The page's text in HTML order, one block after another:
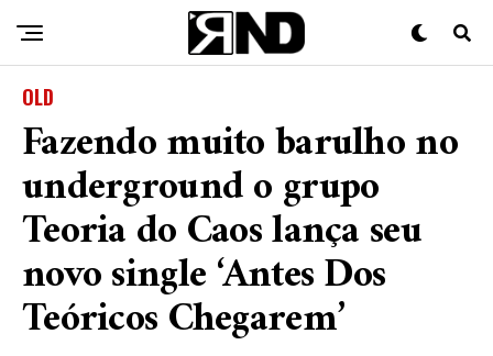
OLD
Fazendo muito barulho no
underground o grupo
Teoria do Caos lança seu
novo single ‘Antes Dos
Teóricos Chegarem’